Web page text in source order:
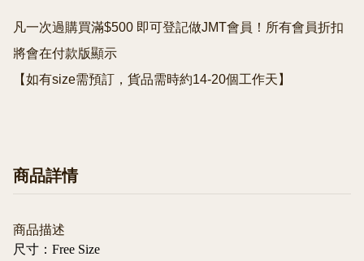
凡一次過購買滿$500 即可登記做JMT會員！所有會員折扣
將會在付款版顯示
【如有size需預訂，貨品需時約14-20個工作天】
商品詳情
商品描述
尺寸： Free Size